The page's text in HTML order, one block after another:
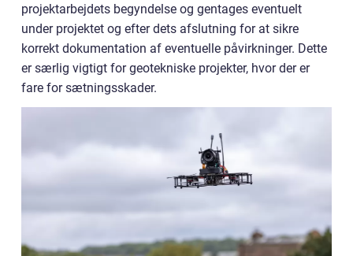
projektarbejdets begyndelse og gentages eventuelt
under projektet og efter dets afslutning for at sikre
korrekt dokumentation af eventuelle påvirkninger. Dette
er særlig vigtigt for geotekniske projekter, hvor der er
fare for sætningsskader.